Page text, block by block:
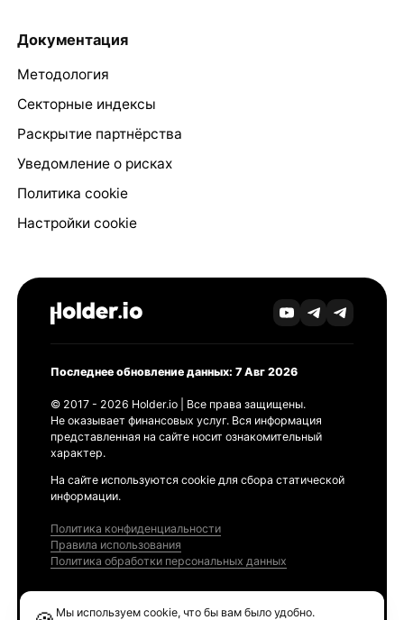
Документация
Методология
Секторные индексы
Раскрытие партнёрства
Уведомление о рисках
Политика cookie
Настройки cookie
Последнее обновление данных: 7 Авг 2026
© 2017 - 2026 Holder.io | Все права защищены.
Не оказывает финансовых услуг. Вся информация
представленная на сайте носит ознакомительный
характер.
На сайте используются cookie для сбора статической
информации.
Политика конфиденциальности
Правила использования
Политика обработки персональных данных
Мы используем cookie, что бы вам было удобно.